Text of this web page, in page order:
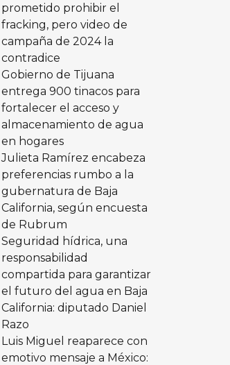
prometido prohibir el
fracking, pero video de
campaña de 2024 la
contradice
Gobierno de Tijuana
entrega 900 tinacos para
fortalecer el acceso y
almacenamiento de agua
en hogares
Julieta Ramírez encabeza
preferencias rumbo a la
gubernatura de Baja
California, según encuesta
de Rubrum
Seguridad hídrica, una
responsabilidad
compartida para garantizar
el futuro del agua en Baja
California: diputado Daniel
Razo
Luis Miguel reaparece con
emotivo mensaje a México: